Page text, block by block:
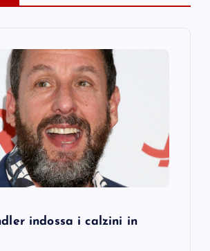
indossa i calzini in